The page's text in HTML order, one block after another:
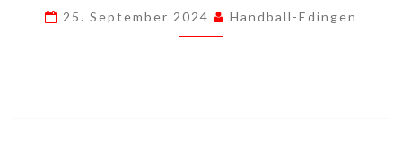
HAIEN
04.-07.10.2024
25. September 2024 Handball-Edingen